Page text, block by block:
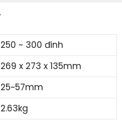
250 ~ 300 đinh
269 x 273 x 135mm
25~57mm
2.63kg